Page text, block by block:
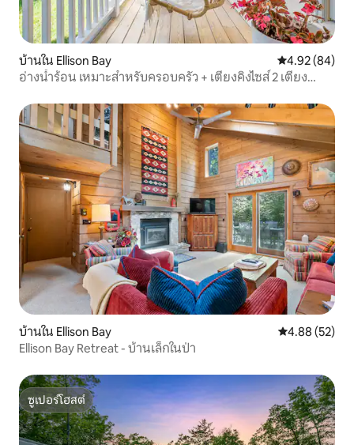
บ้านใน Ellison Bay คะแนนเฉลี่ย
4.92 (84)
อ่างน้ำร้อน เหมาะสำหรับครอบครัว + เตียงคิงไซส์ 2 เตียง
บ้านใน Ellison Bay คะแนนเฉลี่ย
4.88 (52)
Ellison Bay Retreat - บ้านเล็กในป่า
ซูเปอร์โฮสต์
ซูเปอร์โฮสต์